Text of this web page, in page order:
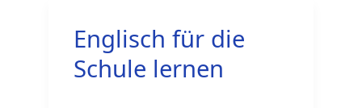
durch’s
Abi
Englisch für die
Schule lernen